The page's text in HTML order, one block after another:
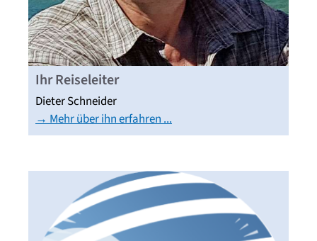
Ihr Reiseleiter
Dieter Schneider
→ Mehr über ihn erfahren ...